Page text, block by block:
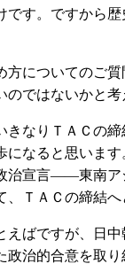
です。ですから
についてのご質
のではないかと考
なりＴＡＣの締
になると思いま
治宣言――東南ア
、ＴＡＣの締結
ばですが、日中
政治的合意を取